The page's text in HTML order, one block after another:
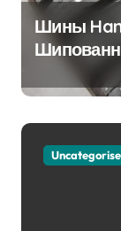
Шины
Партнёр